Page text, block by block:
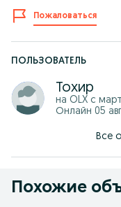
Отличный вариант
спокойного отдыха.
Чисто, аккуратно и
Подробности по
93 385 01 10
Пожаловаться
ПОЛЬЗОВАТЕЛЬ
Тохир
на OLX с
Онлайн 05
Все
Похожие